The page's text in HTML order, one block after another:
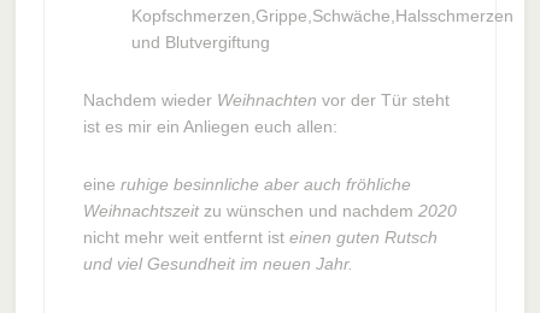
Kopfschmerzen,Grippe,Schwäche,Halsschmerzen
und Blutvergiftung
Nachdem wieder Weihnachten vor der Tür steht
ist es mir ein Anliegen euch allen:
eine ruhige besinnliche aber auch fröhliche
Weihnachtszeitzu wünschen und nachdem 2020
nicht mehr weit entfernt ist einen guten Rutsch
und viel Gesundheit im neuen Jahr.